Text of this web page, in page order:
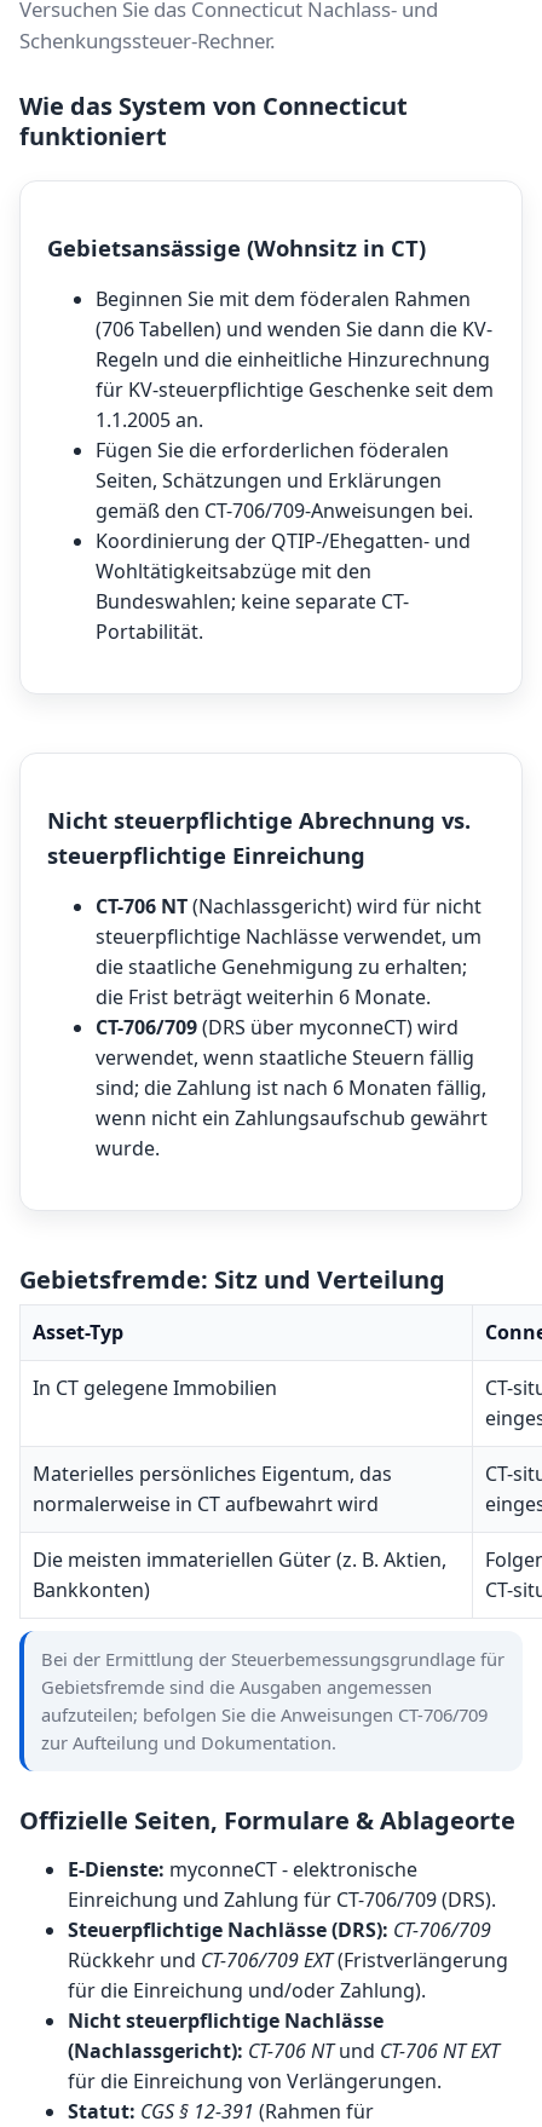
Versuchen Sie das Connecticut Nachlass- und
Schenkungssteuer-Rechner.
Wie das System von Connecticut
funktioniert
Gebietsansässige (Wohnsitz in CT)
Beginnen Sie mit dem föderalen Rahmen
(706 Tabellen) und wenden Sie dann die KV-
Regeln und die einheitliche Hinzurechnung
für KV-steuerpflichtige Geschenke seit dem
1.1.2005 an.
Fügen Sie die erforderlichen föderalen
Seiten, Schätzungen und Erklärungen
gemäß den CT-706/709-Anweisungen bei.
Koordinierung der QTIP-/Ehegatten- und
Wohltätigkeitsabzüge mit den
Bundeswahlen; keine separate CT-
Portabilität.
Nicht steuerpflichtige Abrechnung vs.
steuerpflichtige Einreichung
CT-706 NT(Nachlassgericht) wird für nicht
steuerpflichtige Nachlässe verwendet, um
die staatliche Genehmigung zu erhalten;
die Frist beträgt weiterhin 6 Monate.
CT-706/709(DRS über myconneCT) wird
verwendet, wenn staatliche Steuern fällig
sind; die Zahlung ist nach 6 Monaten fällig,
wenn nicht ein Zahlungsaufschub gewährt
wurde.
Gebietsfremde: Sitz und Verteilung
Asset-Typ
In CT gelegene Immobilien
CT-
Materielles persönliches Eigentum, das
normalerweise in CT aufbewahrt wird
CT-
Die meisten immateriellen Güter (z. B. Aktien,
Bankkonten)
CT-
Bei der Ermittlung der Steuerbemessungsgrundlage für
Gebietsfremde sind die Ausgaben angemessen
aufzuteilen; befolgen Sie die Anweisungen CT-706/709
zur Aufteilung und Dokumentation.
Offizielle Seiten, Formulare & Ablageorte
E-Dienste: myconneCT- elektronische
Einreichung und Zahlung für CT-706/709 (DRS).
Steuerpflichtige Nachlässe (DRS): CT-706/709
Rückkehr und CT-706/709 EXT(Fristverlängerung
für die Einreichung und/oder Zahlung).
Nicht steuerpflichtige Nachlässe
(Nachlassgericht): CT-706 NTund CT-706 NT EXT
für die Einreichung von Verlängerungen.
Statut: CGS § 12-391 (Rahmen für